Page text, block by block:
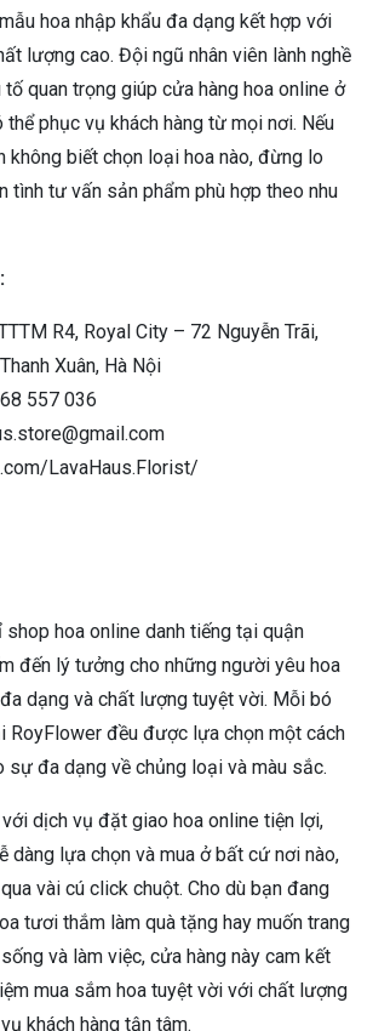
hoa nhập khẩu đa dạng kết hợp với
lượng cao. Đội ngũ nhân viên lành nghề
tố quan trọng giúp cửa hàng hoa online ở
thể phục vụ khách hàng từ mọi nơi. Nếu
không biết chọn loại hoa nào, đừng lo
tình tư vấn sản phẩm phù hợp theo nhu
R4, Royal City – 72 Nguyễn Trãi,
Xuân, Hà Nội
557 036
LavaHaus.Florist/
shop hoa online danh tiếng tại quận
đến lý tưởng cho những người yêu hoa
dạng và chất lượng tuyệt vời. Mỗi bó
RoyFlower đều được lựa chọn một cách
sự đa dạng về chủng loại và màu sắc.
dịch vụ đặt giao hoa online tiện lợi,
dàng lựa chọn và mua ở bất cứ nơi nào,
vài cú click chuột. Cho dù bạn đang
tươi thắm làm quà tặng hay muốn trang
và làm việc, cửa hàng này cam kết
mua sắm hoa tuyệt vời với chất lượng
khách hàng tận tâm.